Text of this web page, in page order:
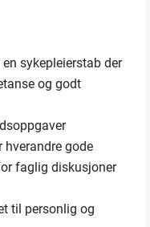
sykepleierstab der
og godt
hverandre gode
faglig diskusjoner
til personlig og